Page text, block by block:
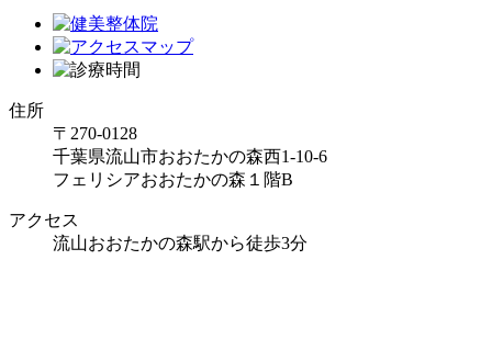
住所
〒270-0128
千葉県流山市おおたかの森西1-10-6
フェリシアおおたかの森１階B
アクセス
流山おおたかの森駅から徒歩3分